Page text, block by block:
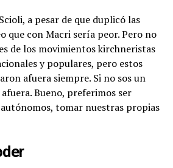
a pesar de que duplicó las
que con Macri sería peor. Pero no
de los movimientos kirchneristas
y populares, pero estos
afuera siempre. Si no sos un
Bueno, preferimos ser
tomar nuestras propias